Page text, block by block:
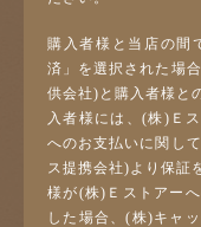
購入者様と当店の間
済」を選択された場
供会社)と購入者様と
入者様には、(株)Ｅ
へのお支払いに関し
ス提携会社)より保証
様が(株)Ｅストアー
した場合、(株)キャ